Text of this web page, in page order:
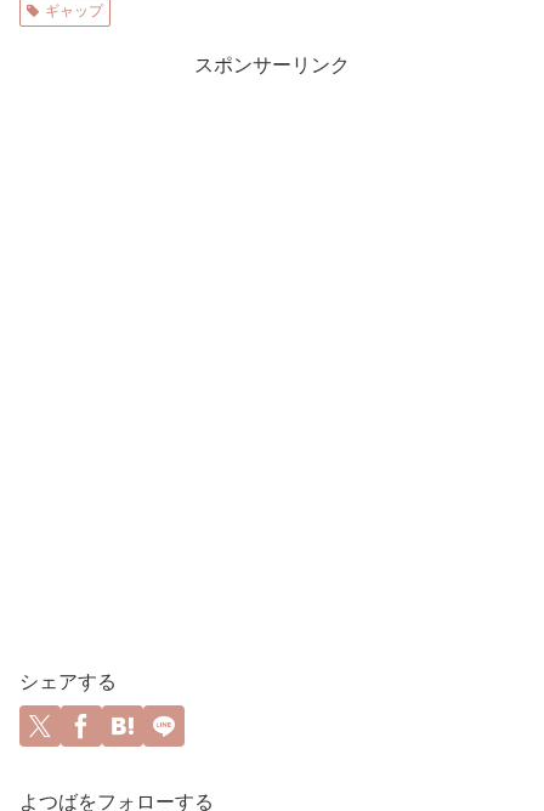
ギャップ
スポンサーリンク
シェアする
よつばをフォローする